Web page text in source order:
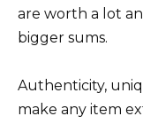
are worth a lot
bigger sums.
Authenticity,
make any item